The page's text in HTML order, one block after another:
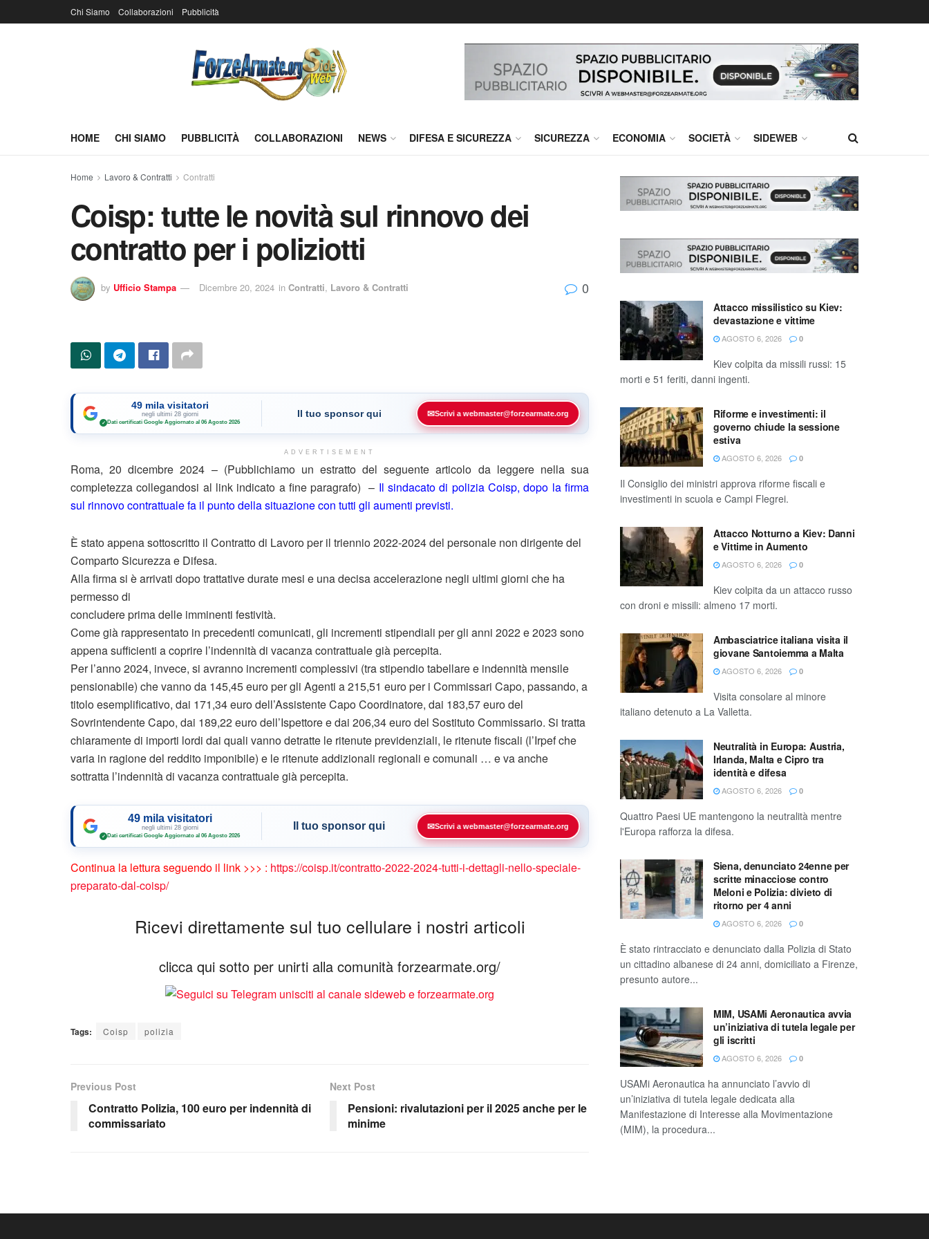
Chi Siamo Collaborazioni Pubblicità
HOME CHI SIAMO PUBBLICITÀ COLLABORAZIONI NEWS DIFESA E SICUREZZA SICUREZZA ECONOMIA SOCIETÀ SIDEWEB
Home Lavoro & Contratti Contratti
Coisp: tutte le novità sul rinnovo dei
contratto per i poliziotti
by Ufficio Stampa Dicembre 20, 2024 in Contratti, Lavoro & Contratti 0
49 mila visitatori
negli ultimi 28 giorni
✓ Dati certificati Google·Aggiornato al 06 Agosto 2026
Il tuo sponsor qui ✉Scrivi a webmaster@forzearmate.org
ADVERTISEMENT
Roma, 20 dicembre 2024 – (Pubblichiamo un estratto del seguente articolo da leggere nella sua
completezza collegandosi al link indicato a fine paragrafo) – Il sindacato di polizia Coisp, dopo la firma
sul rinnovo contrattuale fa il punto della situazione con tutti gli aumenti previsti.
È stato appena sottoscritto il Contratto di Lavoro per il triennio 2022-2024 del personale non dirigente del
Comparto Sicurezza e Difesa.
Alla firma si è arrivati dopo trattative durate mesi e una decisa accelerazione negli ultimi giorni che ha
permesso di
concludere prima delle imminenti festività.
Come già rappresentato in precedenti comunicati, gli incrementi stipendiali per gli anni 2022 e 2023 sono
appena sufficienti a coprire l’indennità di vacanza contrattuale già percepita.
Per l’anno 2024, invece, si avranno incrementi complessivi (tra stipendio tabellare e indennità mensile
pensionabile) che vanno da 145,45 euro per gli Agenti a 215,51 euro per i Commissari Capo, passando, a
titolo esemplificativo, dai 171,34 euro dell’Assistente Capo Coordinatore, dai 183,57 euro del
Sovrintendente Capo, dai 189,22 euro dell’Ispettore e dai 206,34 euro del Sostituto Commissario. Si tratta
chiaramente di importi lordi dai quali vanno detratte le ritenute previdenziali, le ritenute fiscali (l’Irpef che
varia in ragione del reddito imponibile) e le ritenute addizionali regionali e comunali … e va anche
sottratta l’indennità di vacanza contrattuale già percepita.
49 mila visitatori
negli ultimi 28 giorni
✓ Dati certificati Google·Aggiornato al 06 Agosto 2026
Il tuo sponsor qui ✉Scrivi a webmaster@forzearmate.org
Continua la lettura seguendo il link >>> : https://coisp.it/contratto-2022-2024-tutti-i-dettagli-nello-speciale-
preparato-dal-coisp/
Ricevi direttamente sul tuo cellulare i nostri articoli
clicca qui sotto per unirti alla comunità forzearmate.org/
Tags: Coisp polizia
Previous Post
Contratto Polizia, 100 euro per indennità di
commissariato
Next Post
Pensioni: rivalutazioni per il 2025 anche per le
minime
Attacco missilistico su Kiev:
devastazione e vittime
AGOSTO 6, 2026 0
Kiev colpita da missili russi: 15
morti e 51 feriti, danni ingenti.
Riforme e investimenti: il
governo chiude la sessione
estiva
AGOSTO 6, 2026 0
Il Consiglio dei ministri approva riforme fiscali e
investimenti in scuola e Campi Flegrei.
Attacco Notturno a Kiev: Danni
e Vittime in Aumento
AGOSTO 6, 2026 0
Kiev colpita da un attacco russo
con droni e missili: almeno 17 morti.
Ambasciatrice italiana visita il
giovane Santoiemma a Malta
AGOSTO 6, 2026 0
Visita consolare al minore
italiano detenuto a La Valletta.
Neutralità in Europa: Austria,
Irlanda, Malta e Cipro tra
identità e difesa
AGOSTO 6, 2026 0
Quattro Paesi UE mantengono la neutralità mentre
l'Europa rafforza la difesa.
Siena, denunciato 24enne per
scritte minacciose contro
Meloni e Polizia: divieto di
ritorno per 4 anni
AGOSTO 6, 2026 0
È stato rintracciato e denunciato dalla Polizia di Stato
un cittadino albanese di 24 anni, domiciliato a Firenze,
presunto autore...
MIM, USAMi Aeronautica avvia
un’iniziativa di tutela legale per
gli iscritti
AGOSTO 6, 2026 0
USAMi Aeronautica ha annunciato l’avvio di
un’iniziativa di tutela legale dedicata alla
Manifestazione di Interesse alla Movimentazione
(MIM), la procedura...